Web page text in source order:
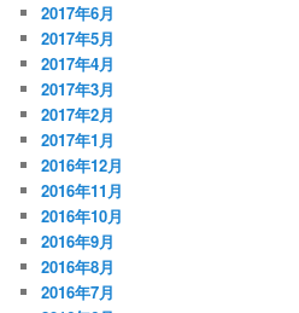
2017年6月
2017年5月
2017年4月
2017年3月
2017年2月
2017年1月
2016年12月
2016年11月
2016年10月
2016年9月
2016年8月
2016年7月